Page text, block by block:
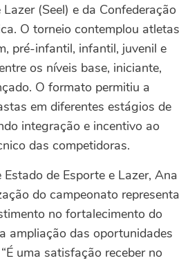
(Seel) e da Confederação
O torneio contemplou atletas
pré-infantil, infantil, juvenil e
os níveis base, iniciante,
O formato permitiu a
em diferentes estágios de
integração e incentivo ao
das competidoras.
de Esporte e Lazer, Ana
do campeonato representa
no fortalecimento do
ampliação das oportunidades
“É uma satisfação receber no